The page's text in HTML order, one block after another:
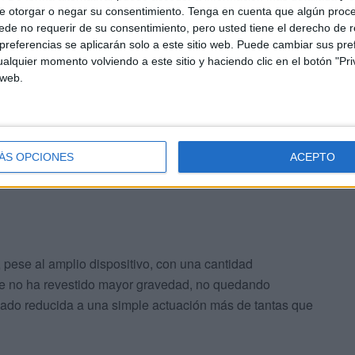
otorgar o negar su consentimiento. Tenga en cuenta que algún
no requerir de su consentimiento, pero usted tiene el derecho de
se aplicarán solo a este sitio web. Puede cambiar sus
momento volviendo a este sitio y haciendo clic en el botón
OPCIONES ACEPTO
de clientes que realizaban sus últimas compras antes
para devolver la calma en este punto del Morro y
imprevisto en el transcurso de la intervención de
al amplio dispositivo, con una cantidad
ha revestido mayor gravedad, no quedando
reducida a una simple actuación más de tantas que